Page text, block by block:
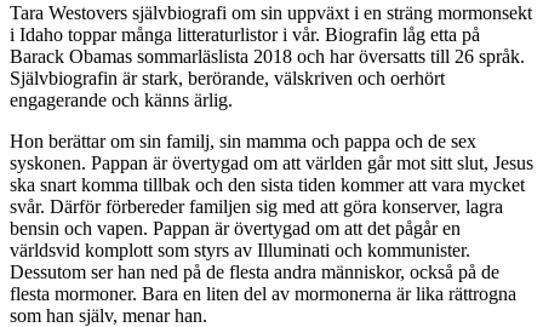
Tara Westovers självbiografi om sin uppväxt i en sträng mormonsekt
i Idaho toppar många litteraturlistor i vår. Biografin låg etta på
Barack Obamas sommarläslista 2018 och har översatts till 26 språk.
Självbiografin är stark, berörande, välskriven och oerhört
engagerande och känns ärlig.
Hon berättar om sin familj, sin mamma och pappa och de sex
syskonen. Pappan är övertygad om att världen går mot sitt slut, Jesus
ska snart komma tillbak och den sista tiden kommer att vara mycket
svår. Därför förbereder familjen sig med att göra konserver, lagra
bensin och vapen. Pappan är övertygad om att det pågår en
världsvid komplott som styrs av Illuminati och kommunister.
Dessutom ser han ned på de flesta andra människor, också på de
flesta mormoner. Bara en liten del av mormonerna är lika rättrogna
som han själv, menar han.